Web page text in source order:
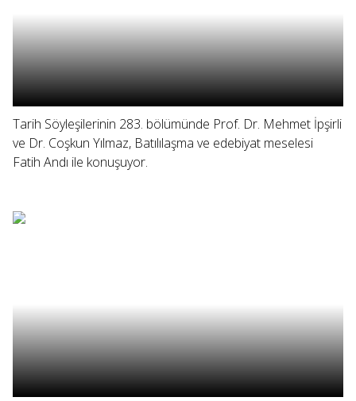
Tarih Söyleşilerinin 283. bölümünde Prof. Dr. Mehmet İpşirli
ve Dr. Coşkun Yılmaz, Batılılaşma ve edebiyat meselesi
Fatih Andı ile konuşuyor.